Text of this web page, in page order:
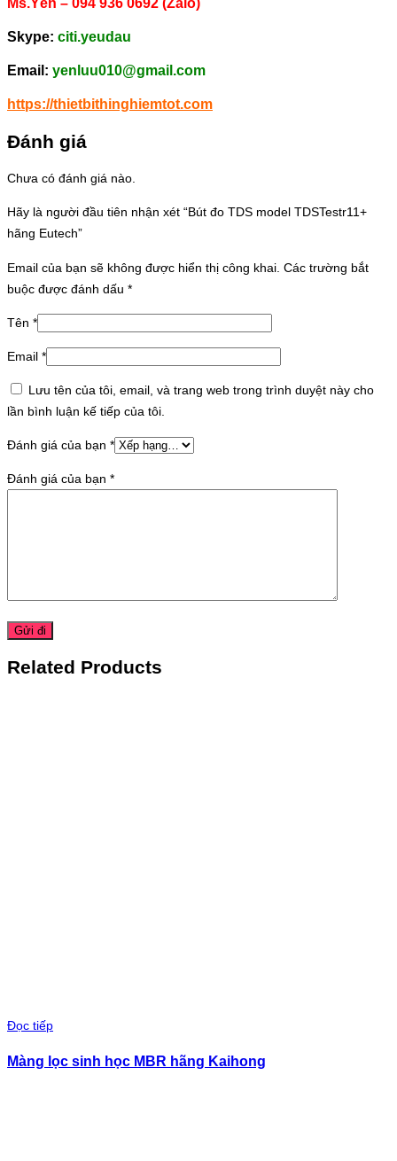
Ms.Yến – 094 936 0692 (Zalo)
Skype: citi.yeudau
Email: yenluu010@gmail.com
https://thietbithinghiemtot.com
Đánh giá
Chưa có đánh giá nào.
Hãy là người đầu tiên nhận xét “Bút đo TDS model TDSTestr11+
hãng Eutech”
Email của bạn sẽ không được hiển thị công khai. Các trường bắt
buộc được đánh dấu *
Tên *
Email *
Lưu tên của tôi, email, và trang web trong trình duyệt này cho
lần bình luận kế tiếp của tôi.
Đánh giá của bạn *
Đánh giá của bạn *
Related Products
Đọc tiếp
Màng lọc sinh học MBR hãng Kaihong